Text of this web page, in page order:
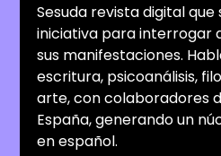
Sesuda revista digital
iniciativa para interrogar
sus manifestaciones.
escritura, psicoanálisis,
arte, con colaboradores
España, generando un
en español.